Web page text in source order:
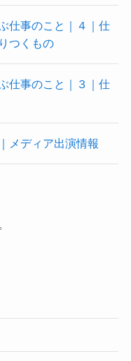
仕事のこと｜４｜仕
つくもの
仕事のこと｜３｜仕
メディア出演情報